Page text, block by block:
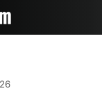
Skip to main